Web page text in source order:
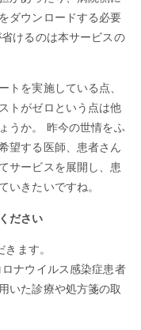
ダウンロードする必要
けるのは本サービスの
トを実施している点、
トがゼロという点は他
うか。 昨今の世情をふ
望する医師、患者さん
サービスを展開し、患
いきたいですね。
ださい
ます。
ナウイルス感染症患者
いた診療や処方箋の取